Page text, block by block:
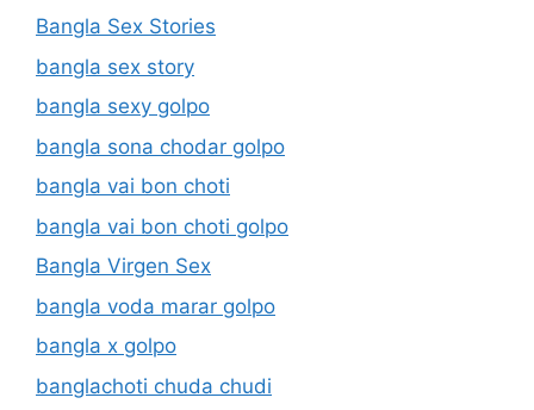
Bangla Sex Stories
bangla sex story
bangla sexy golpo
bangla sona chodar golpo
bangla vai bon choti
bangla vai bon choti golpo
Bangla Virgen Sex
bangla voda marar golpo
bangla x golpo
banglachoti chuda chudi